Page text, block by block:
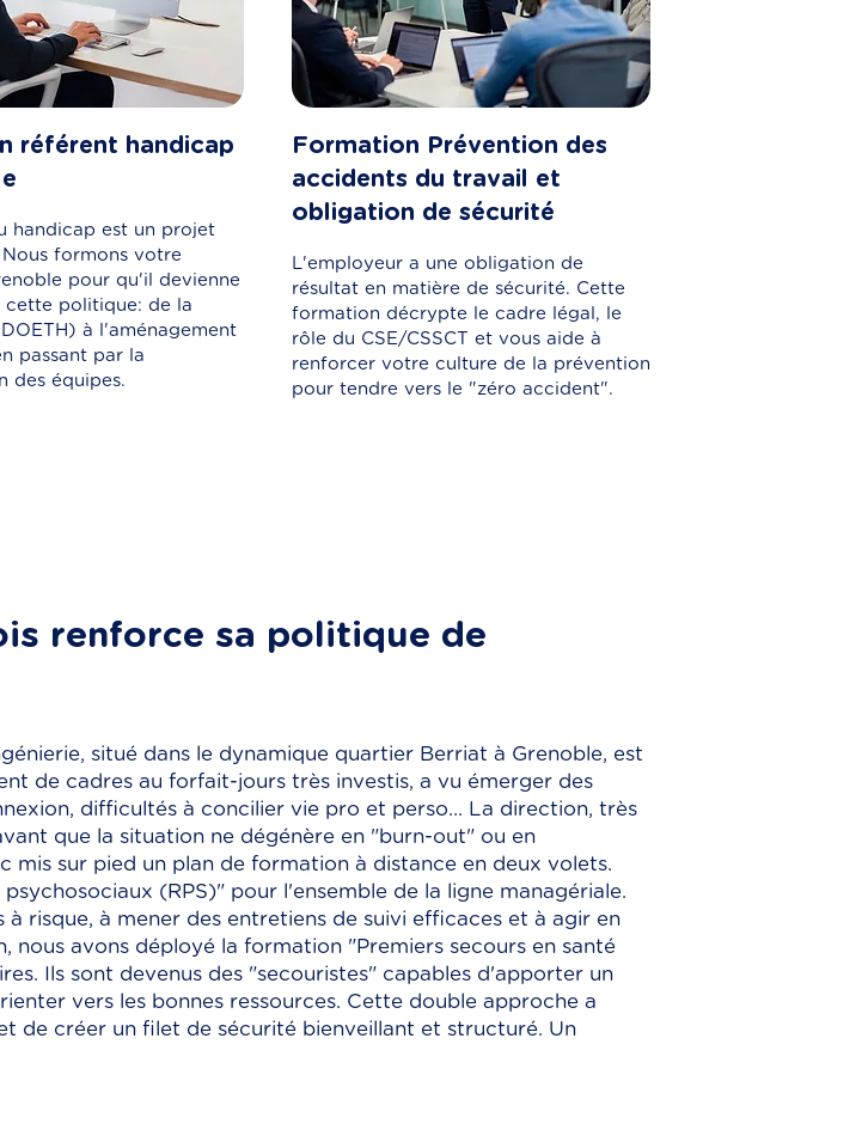
référent handicap
handicap est un projet
formons votre
pour qu'il devienne
cette politique: de la
à l'aménagement
passant par la
des équipes.
Formation Prévention des
accidents du travail et
obligation de sécurité
L'employeur a une obligation de
résultat en matière de sécurité. Cette
formation décrypte le cadre légal, le
rôle du CSE/CSSCT et vous aide à
renforcer votre culture de la prévention
pour tendre vers le "zéro accident".
renforce sa politique de
situé dans le dynamique quartier Berriat à Grenoble, est
de cadres au forfait-jours très investis, a vu émerger des
difficultés à concilier vie pro et perso... La direction, très
que la situation ne dégénère en "burn-out" ou en
mis sur pied un plan de formation à distance en deux volets.
(RPS)" pour l'ensemble de la ligne managériale.
risque, à mener des entretiens de suivi efficaces et à agir en
avons déployé la formation "Premiers secours en santé
Ils sont devenus des "secouristes" capables d'apporter un
vers les bonnes ressources. Cette double approche a
de créer un filet de sécurité bienveillant et structuré. Un